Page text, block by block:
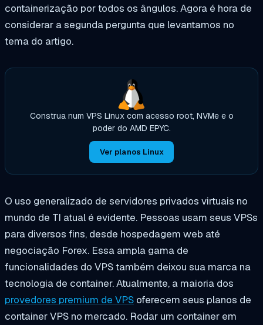
containerização por todos os ângulos. Agora é hora de
considerar a segunda pergunta que levantamos no
tema do artigo.
Construa num VPS Linux com acesso root, NVMe e o
poder do AMD EPYC.
Ver planos Linux
O uso generalizado de servidores privados virtuais no
mundo de TI atual é evidente. Pessoas usam seus VPSs
para diversos fins, desde hospedagem web até
negociação Forex. Essa ampla gama de
funcionalidades do VPS também deixou sua marca na
tecnologia de container. Atualmente, a maioria dos
provedores premium de VPS oferecem seus planos de
container VPS no mercado. Rodar um container em